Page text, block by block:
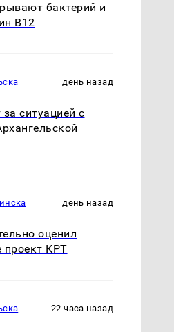
бактерий и
B12
день назад
ситуацией с
день назад
оценил
проект КРТ
22 часа назад